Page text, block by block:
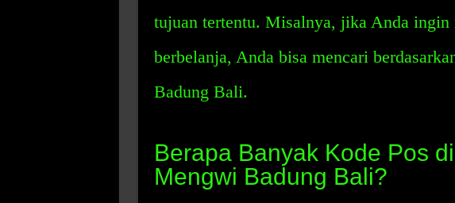
tujuan tertentu. Misalnya, jika Anda ingin
berbelanja, Anda bisa mencari
Badung Bali.
Berapa Banyak Kode Pos
Mengwi Badung Bali?